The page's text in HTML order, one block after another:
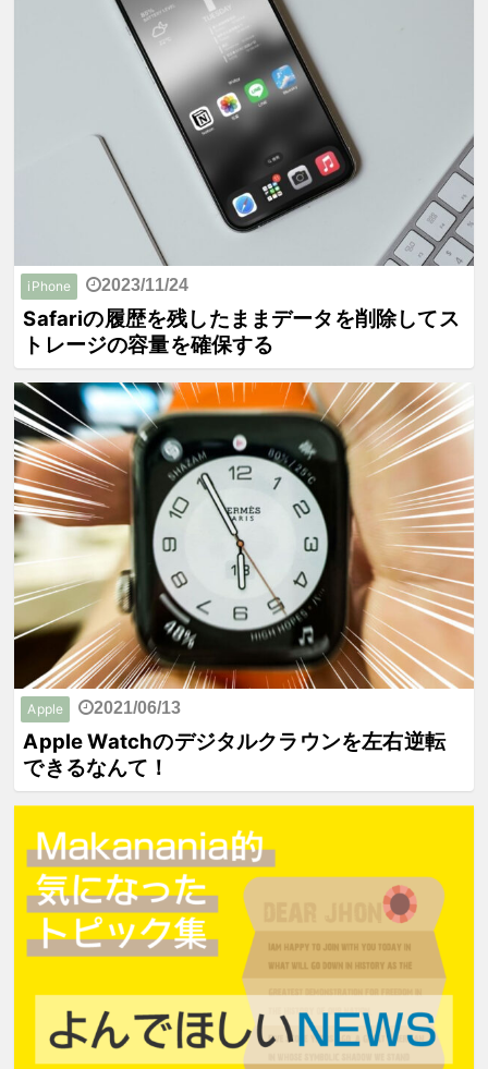
iPhone 2023/11/24
Safariの履歴を残したままデータを削除してス
トレージの容量を確保する
Apple 2021/06/13
Apple Watchのデジタルクラウンを左右逆転
できるなんて！